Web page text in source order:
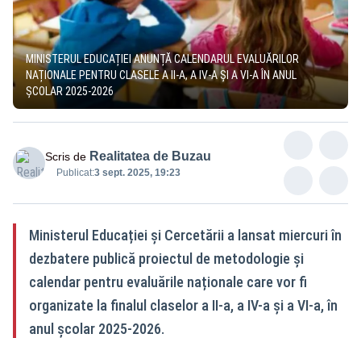
MINISTERUL EDUCAȚIEI ANUNȚĂ CALENDARUL EVALUĂRILOR
NAȚIONALE PENTRU CLASELE A II-A, A IV-A ȘI A VI-A ÎN ANUL
ȘCOLAR 2025-2026
Scris de Realitatea de Buzau
Publicat:3 sept. 2025, 19:23
Ministerul Educației și Cercetării a lansat miercuri în
dezbatere publică proiectul de metodologie și
calendar pentru evaluările naționale care vor fi
organizate la finalul claselor a II-a, a IV-a și a VI-a, în
anul școlar 2025-2026.